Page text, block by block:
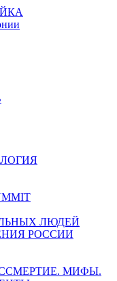
ЛЮДЕЙ
РОССИИ
МИФЫ.